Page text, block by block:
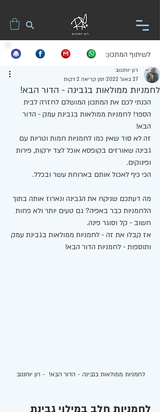
לשיתוף המתכון:
לחמניות ממולאות בגבינה - הדור הבא!
רון יוחננוב
27 באוג׳ 2022
זמן קריאה 2 דקות
הכנתי לכם את המתכון המושלם לחזרה לבית
הספר! לחמניות ממולאות בגבינת עמק - הדור
הבא!
זה לא סוד שאין כמו לחמניות חמות וטריות עם
גבינה שאורזים בקופסא אוכל לצד ירקות, פירות
ופינוקים.
הכי כיף לאכול אותם בארוחת עשר ובכלל.
מה דעתכם שניקח את הגבינה ונארוז אותה בתוך
הלחמניות כבר באפיה? גם טעים יותר ולא פחות
חשוב - קל וסוגר פינה.
אז קבלו את זה - לחמניות ממולאות בגבינת עמק
ותוספות - לחמניות הדור הבא!
לחמניות ממולאות בגבינה - הדור הבא!  - רון יוחננוב